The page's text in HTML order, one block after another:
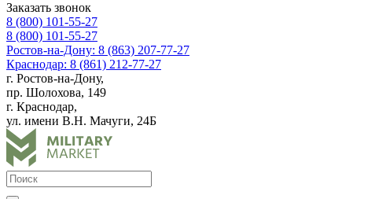
Заказать звонок
8 (800) 101-55-27
8 (800) 101-55-27
Ростов-на-Дону: 8 (863) 207-77-27
Краснодар: 8 (861) 212-77-27
г. Ростов-на-Дону,
пр. Шолохова, 149
г. Краснодар,
ул. имени В.Н. Мачуги, 24Б